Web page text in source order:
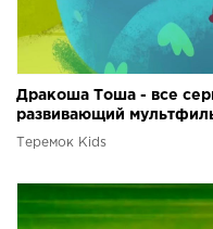
Дракоша Тоша - все
развивающий
Теремок Kids